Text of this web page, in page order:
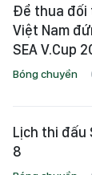
Để thua đối
Việt Nam
SEA V.Cup
Bóng chuyền
Lịch thi đấu
8